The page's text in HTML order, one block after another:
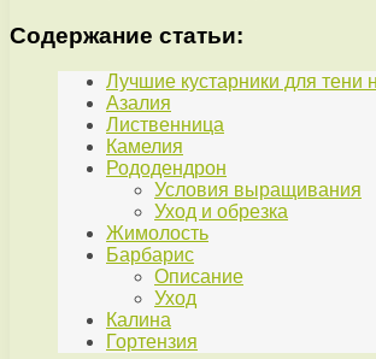
Содержание статьи:
Лучшие кустарники для тени
Азалия
Лиственница
Камелия
Рододендрон
Условия выращивания
Уход и обрезка
Жимолость
Барбарис
Описание
Уход
Калина
Гортензия